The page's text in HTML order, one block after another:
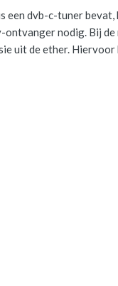
een dvb-c-tuner
nodig. Bij de
uit de ether.